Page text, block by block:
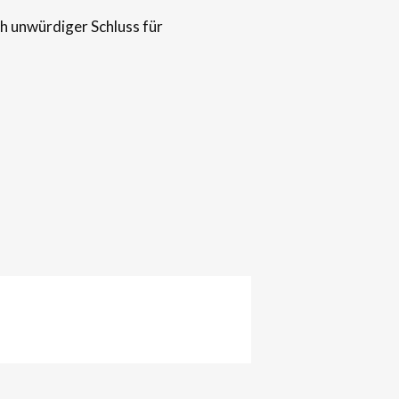
unwürdiger Schluss für